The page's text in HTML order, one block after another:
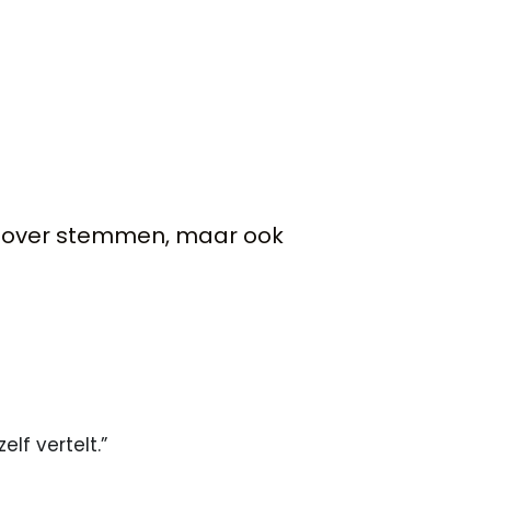
democratie en burgerschap te maken?
stemmen, maar ook
vertelt.”